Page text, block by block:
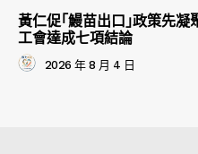
黃仁促｢鰻苗出口｣政策先
工會達成七項結論
2026 年 8 月 4 日